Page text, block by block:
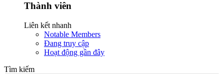
Thành viên
Liên kết nhanh
Notable Members
Đang truy cập
Hoạt động gần đây
Tìm kiếm